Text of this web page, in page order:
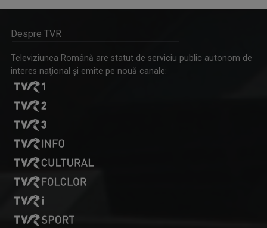
Despre TVR
Televiziunea Română are statut de serviciu public autonom de
interes naţional şi emite pe nouă canale: